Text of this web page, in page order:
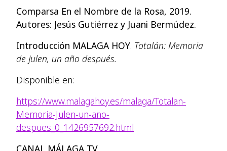
Comparsa En el Nombre de la Rosa, 2019.
Autores: Jesús Gutiérrez y Juani Bermúdez.
Introducción MALAGA HOY. Totalán: Memoria
de Julen, un año después.
Disponible en:
https://www.malagahoy.es/malaga/Totalan-
Memoria-Julen-un-ano-
despues_0_1426957692.html
CANAL MÁLAGA TV